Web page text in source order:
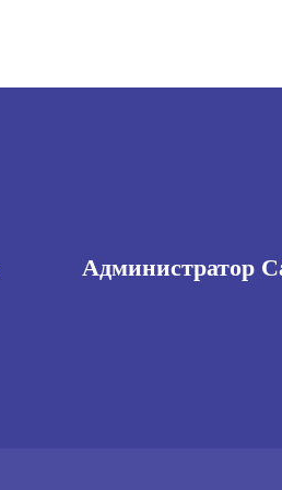
Администратор